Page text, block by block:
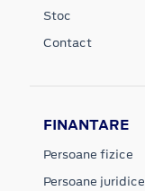
Stoc
Contact
FINANTARE
Persoane fizice
Persoane juridice